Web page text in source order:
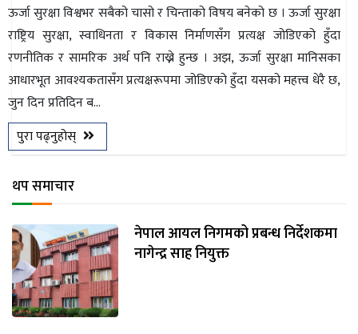
ऊर्जा सुरक्षा विश्वभर सबैको चासो र चिन्ताको विषय बनेको छ । ऊर्जा सुरक्षा
राष्ट्रिय सुरक्षा, स्वाधिनता र विकास निर्माणसँग प्रत्यक्ष जोडिएको हुँदा
रणनीतिक र सामरिक अर्थ पनि राख्ने हुन्छ । अझ, ऊर्जा सुरक्षा मानिसका
आधारभूत आवश्यकतासँग प्रत्यक्षरूपमा जोडिएको हुँदा यसको महत्त्व धेरै छ,
जुन दिन प्रतिदिन ब...
पुरा पढ्नुहोस्
थप समाचार
नेपाल आयल निगमको प्रबन्ध निर्देशकमा
नागेन्द्र साह नियुक्त